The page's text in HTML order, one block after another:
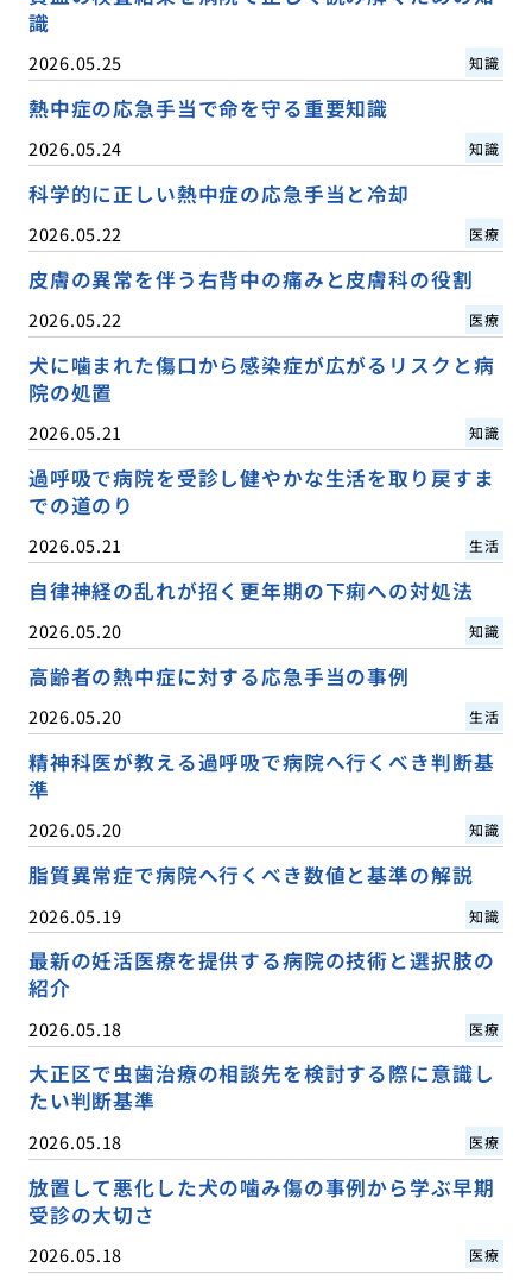
識
2026.05.25 知識
熱中症の応急手当で命を守る重要知識
2026.05.24 知識
科学的に正しい熱中症の応急手当と冷却
2026.05.22 医療
皮膚の異常を伴う右背中の痛みと皮膚科の役割
2026.05.22 医療
犬に噛まれた傷口から感染症が広がるリスクと病
院の処置
2026.05.21 知識
過呼吸で病院を受診し健やかな生活を取り戻すま
での道のり
2026.05.21 生活
自律神経の乱れが招く更年期の下痢への対処法
2026.05.20 知識
高齢者の熱中症に対する応急手当の事例
2026.05.20 生活
精神科医が教える過呼吸で病院へ行くべき判断基
準
2026.05.20 知識
脂質異常症で病院へ行くべき数値と基準の解説
2026.05.19 知識
最新の妊活医療を提供する病院の技術と選択肢の
紹介
2026.05.18 医療
大正区で虫歯治療の相談先を検討する際に意識し
たい判断基準
2026.05.18 医療
放置して悪化した犬の噛み傷の事例から学ぶ早期
受診の大切さ
2026.05.18 医療